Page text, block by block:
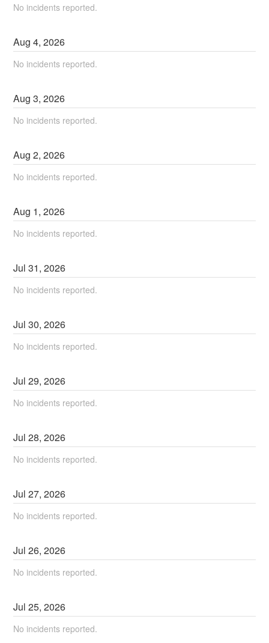
No incidents reported.
Aug4,2026
No incidents reported.
Aug3,2026
No incidents reported.
Aug2,2026
No incidents reported.
Aug 1,2026
No incidents reported.
Jul31,2026
No incidents reported.
Jul30,2026
No incidents reported.
Jul29,2026
No incidents reported.
Jul28,2026
No incidents reported.
Jul27,2026
No incidents reported.
Jul26,2026
No incidents reported.
Jul25,2026
No incidents reported.